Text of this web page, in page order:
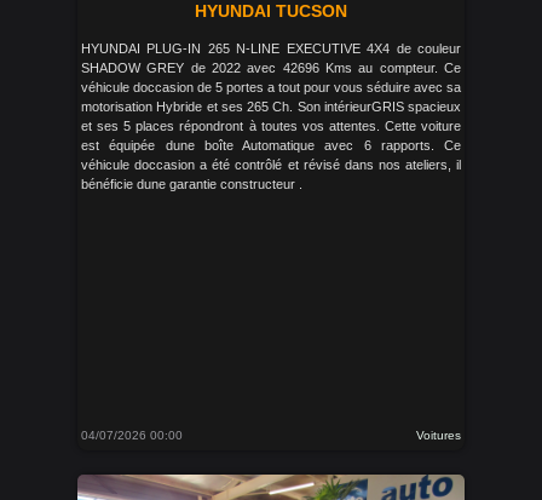
HYUNDAI TUCSON
HYUNDAI PLUG-IN 265 N-LINE EXECUTIVE 4X4 de couleur
SHADOW GREY de 2022 avec 42696 Kms au compteur. Ce
véhicule doccasion de 5 portes a tout pour vous séduire avec sa
motorisation Hybride et ses 265 Ch. Son intérieurGRIS spacieux
et ses 5 places répondront à toutes vos attentes. Cette voiture
est équipée dune boîte Automatique avec 6 rapports. Ce
véhicule doccasion a été contrôlé et révisé dans nos ateliers, il
bénéficie dune garantie constructeur .
04/07/2026 00:00 Voitures